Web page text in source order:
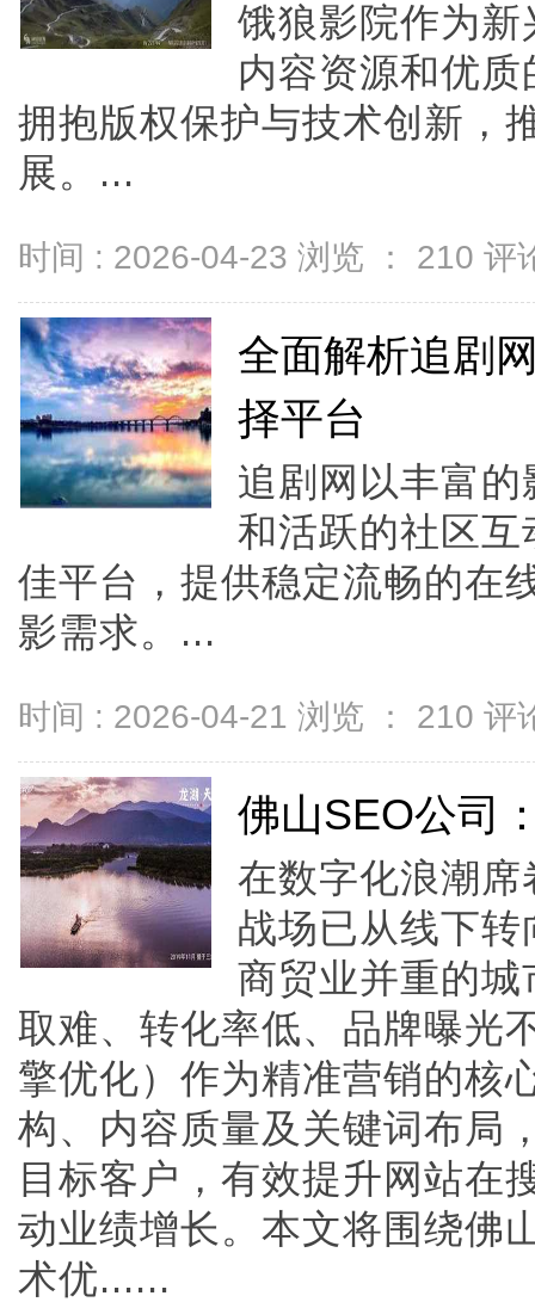
饿狼影院作为
内容资源和优
拥抱版权保护与技术创新，
展。...
时间 : 2026-04-23 浏览 ： 210 评
全面解析追剧
择平台
追剧网以丰富
和活跃的社区
佳平台，提供稳定流畅的在
影需求。...
时间 : 2026-04-21 浏览 ： 210 评
佛山SEO公司
在数字化浪潮
战场已从线下
商贸业并重的
取难、转化率低、品牌曝光
擎优化）作为精准营销的核
构、内容质量及关键词布局
目标客户，有效提升网站在
动业绩增长。本文将围绕佛
术优......